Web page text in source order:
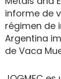
informe de
régimen de
Argentina
de Vaca